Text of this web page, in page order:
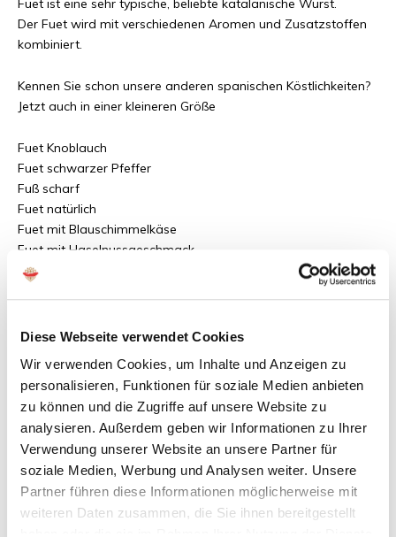
Diese Webseite verwendet Cookies
Wir verwenden Cookies, um Inhalte und Anzeigen zu
personalisieren, Funktionen für soziale Medien anbieten
zu können und die Zugriffe auf unsere Website zu
analysieren. Außerdem geben wir Informationen zu Ihrer
Verwendung unserer Website an unsere Partner für
soziale Medien, Werbung und Analysen weiter. Unsere
Partner führen diese Informationen möglicherweise mit
weiteren Daten zusammen, die Sie ihnen bereitgestellt
Fuet ist eine sehr typische, beliebte katalanische Wurst.
Der Fuet wird mit verschiedenen Aromen und Zusatzstoffen
kombiniert.
Kennen Sie schon unsere anderen spanischen Köstlichkeiten?
Jetzt auch in einer kleineren Größe
Fuet Knoblauch
Fuet schwarzer Pfeffer
Fuß scharf
Fuet natürlich
Fuet mit Blauschimmelkäse
Fuet mit Haselnussgeschmack
Haltbarkeit der Rohwürste:
haltbar. Geschlossene Kartons bewahren Sie am besten im
die Würste schön weich.
Der Wurst Großhandel ist der Spezialist für den Import von
Rohwurst. Mit mehr als 35 Rohwurstsorten unter anderem
aus Frankreich.